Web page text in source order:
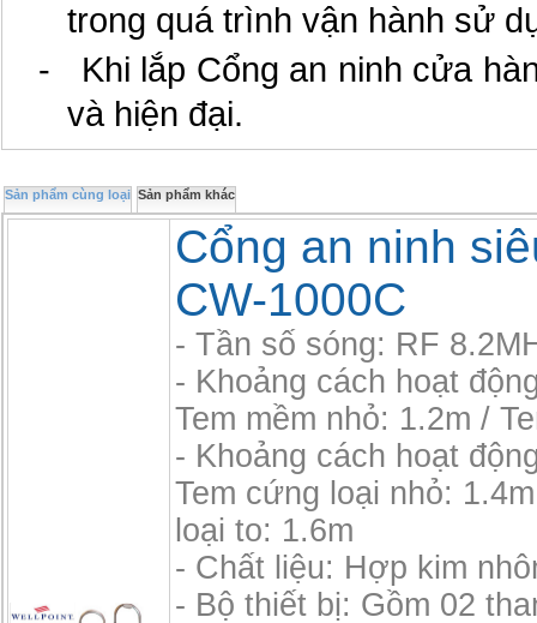
trong quá trình vận hành sử
- Khi lắp Cổng an ninh cửa
và hiện đại.
Sản phẩm cùng loại Sản phẩm khác
Cổng an ninh
CW-1000C
- Tần số sóng: RF
- Khoảng cách hoạt
Tem mềm nhỏ: 1.2m /
- Khoảng cách hoạt
Tem cứng loại nhỏ:
loại to: 1.6m
- Chất liệu: Hợp kim
- Bộ thiết bị: Gồm 02